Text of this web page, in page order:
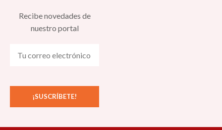
Recibe novedades de
nuestro portal